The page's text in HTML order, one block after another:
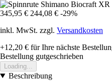
345,95 € 244,08 € -29%
inkl. MwSt. zzgl. Versandkosten
+12,20 € für Ihre nächste
Bestellung gutgeschrieben
Loading...
Beschreibung